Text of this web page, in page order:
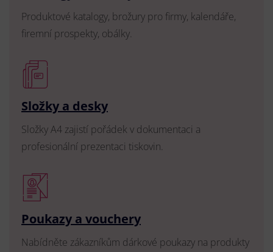
Produktové katalogy, brožury pro firmy, kalendáře,
firemní prospekty, obálky.
Složky a desky
Složky A4 zajistí pořádek v dokumentaci a
profesionální prezentaci tiskovin.
Poukazy a vouchery
Nabídněte zákazníkům dárkové poukazy na produkty